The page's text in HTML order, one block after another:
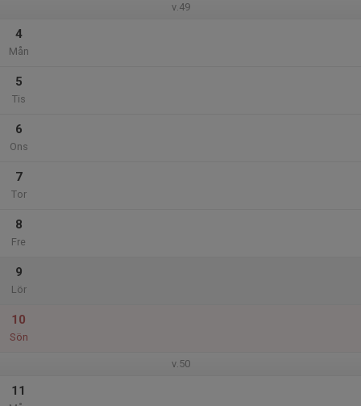
v.49
4
Mån
5
Tis
6
Ons
7
Tor
8
Fre
9
Lör
10
Sön
v.50
11